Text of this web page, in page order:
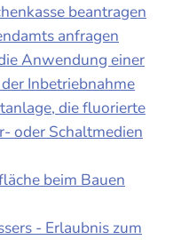
beantragen
anfragen
Anwendung einer
Inbetriebnahme
die fluorierte
oder Schaltmedien
beim Bauen
- Erlaubnis zum